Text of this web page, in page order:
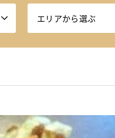
エリアから選ぶ